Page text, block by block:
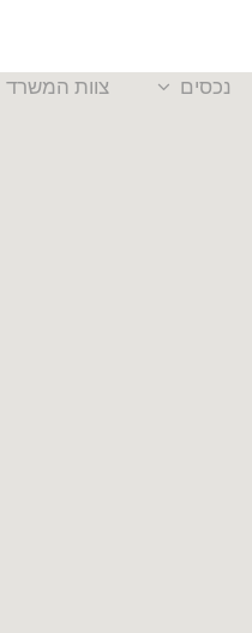
צוות המשרד נכסים